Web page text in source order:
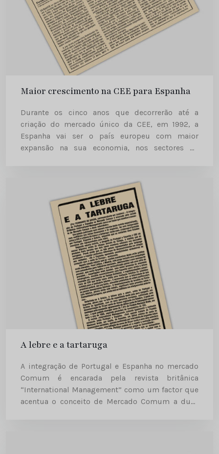
Maior crescimento na CEE para Espanha
Durante os cinco anos que decorrerão até a
criação do mercado único da CEE, em 1992, a
Espanha vai ser o país europeu com maior
expansão na sua economia, nos sectores da
A lebre e a tartaruga
A integração de Portugal e Espanha no mercado
Comum é encarada pela revista britânica
“International Management” como um factor que
acentua o conceito de Mercado Comum a duas